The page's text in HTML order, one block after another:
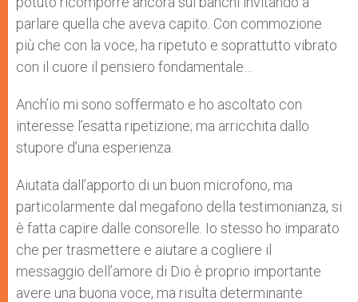
parlare quella che aveva capito. Con commozione
più che con la voce, ha ripetuto e soprattutto vibrato
con il cuore il pensiero fondamentale…
Anch’io mi sono soffermato e ho ascoltato con
interesse l’esatta ripetizione; ma arricchita dallo
stupore d’una esperienza.
Aiutata dall’apporto di un buon microfono, ma
particolarmente dal megafono della testimonianza, si
è fatta capire dalle consorelle. Io stesso ho imparato
che per trasmettere e aiutare a cogliere il
messaggio dell’amore di Dio è proprio importante
avere una buona voce, ma risulta determinante